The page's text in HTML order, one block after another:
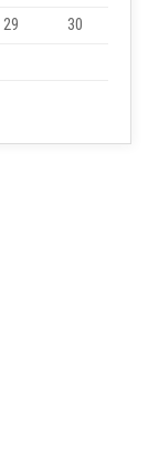
29
30